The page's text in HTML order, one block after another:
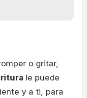
o gritar,
le puede
y a ti, para